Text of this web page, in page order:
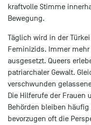
kraftvolle Stimme
Bewegung.
Täglich wird in der
Feminizids. Immer
ausgesetzt. Queers
patriarchaler Gewalt.
verschwunden
Die Hilferufe der Frauen
Behörden bleiben
bevorzugen oft die